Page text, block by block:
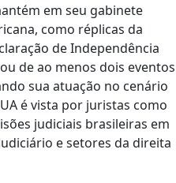
em seu gabinete
como réplicas da
de Independência
de ao menos dois eventos
sua atuação no cenário
é vista por juristas como
judiciais brasileiras em
e setores da direita